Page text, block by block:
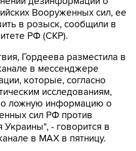
в розыск, сообщили в
РФ (СКР).
Гордеева разместила в
которые, согласно
исследованиям,
ложную информацию о
сил РФ против
Украины", - говорится в
в MAX в пятницу.
что в связи с этим